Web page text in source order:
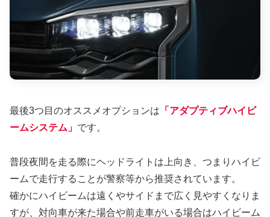
最後3つ目のオススメオプションは 「アダプティブハイビ
ームシステム」 です。
普段夜間を走る際にヘッドライトは上向き、つまりハイビ
ームで走行することが警察等から推奨されています。
確かにハイビームは遠くやサイドまで広く見やすくなりま
すが、対向車が来た場合や前走車がいる場合はハイビーム